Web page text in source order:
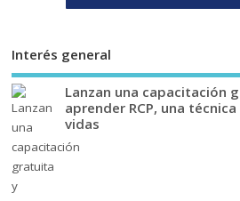
Interés general
Lanzan una capacitación
aprender RCP, una
vidas